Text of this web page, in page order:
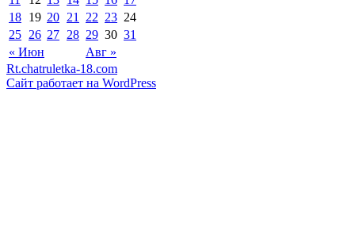
« Июн Авг »
18 19 20 21 22 23 24
25 26 27 28 29 30 31
Rt.chatruletka-18.com
Сайт работает на WordPress